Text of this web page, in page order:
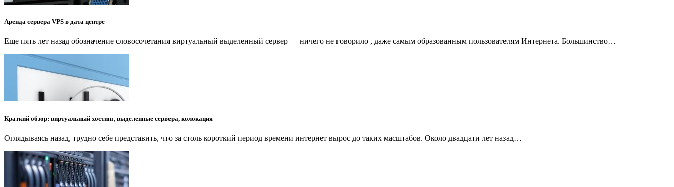
Аренда сервера VPS в дата центре
Еще пять лет назад обозначение словосочетания виртуальный выделенный сервер — ничего не говорило , даже самым образованным пользователям Интернета. Большинство…
Краткий обзор: виртуальный хостинг, выделенные сервера, колокация
Оглядываясь назад, трудно себе представить, что за столь короткий период времени интернет вырос до таких масштабов. Около двадцати лет назад…